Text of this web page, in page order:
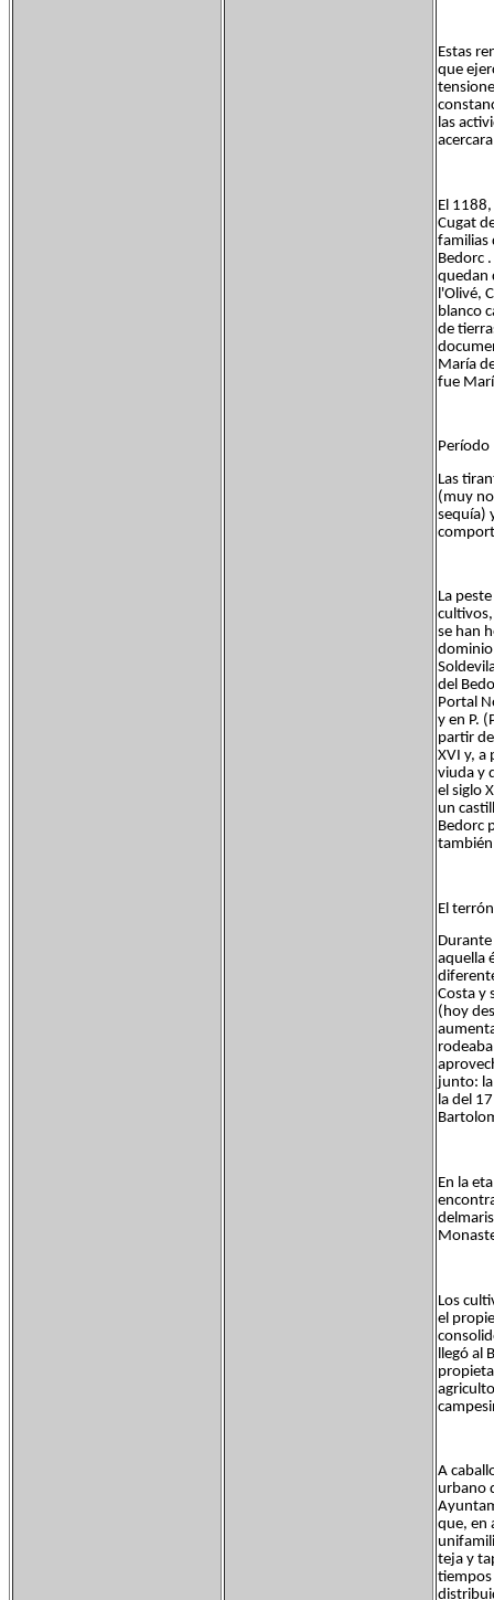
Estas
que
las
El
Cugat
familias
Bedorc
quedan
l'Olivé,
blanco
de
María
fue
Las
(muy
sequía)
La
se han
dominio
del
Portal
y en P.
partir
XVI y, a
viuda y
el siglo
un
Bedorc
El
Durante
aquella
Costa y
(hoy
junto:
la del
En la
Los
el
llegó al
A
urbano
que, en
teja y
tiempos